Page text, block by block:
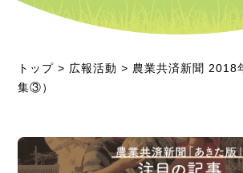
トップ > 広報活動 > 農業共済新聞 2018
集③）